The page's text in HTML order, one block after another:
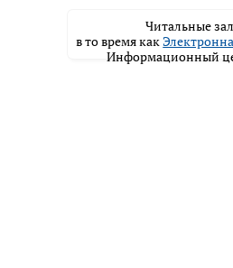
Читальные
в то время как
Информационный